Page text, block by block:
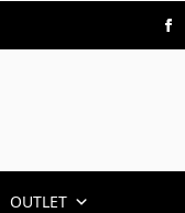
OUTLET